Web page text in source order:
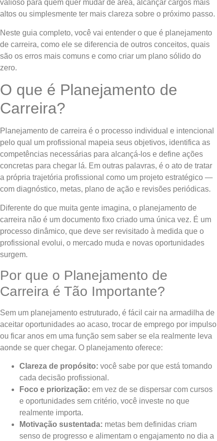
valioso para quem quer mudar de área, alcançar cargos mais
altos ou simplesmente ter mais clareza sobre o próximo passo.
Neste guia completo, você vai entender o que é planejamento
de carreira, como ele se diferencia de outros conceitos, quais
são os erros mais comuns e como criar um plano sólido do
zero.
O que é Planejamento de
Carreira?
Planejamento de carreira é o processo individual e intencional
pelo qual um profissional mapeia seus objetivos, identifica as
competências necessárias para alcançá-los e define ações
concretas para chegar lá. Em outras palavras, é o ato de tratar
a própria trajetória profissional como um projeto estratégico —
com diagnóstico, metas, plano de ação e revisões periódicas.
Diferente do que muita gente imagina, o planejamento de
carreira não é um documento fixo criado uma única vez. É um
processo dinâmico, que deve ser revisitado à medida que o
profissional evolui, o mercado muda e novas oportunidades
surgem.
Por que o Planejamento de
Carreira é Tão Importante?
Sem um planejamento estruturado, é fácil cair na armadilha de
aceitar oportunidades ao acaso, trocar de emprego por impulso
ou ficar anos em uma função sem saber se ela realmente leva
aonde se quer chegar. O planejamento oferece:
Clareza de propósito: você sabe por que está tomando
cada decisão profissional.
Foco e priorização: em vez de se dispersar com cursos
e oportunidades sem critério, você investe no que
realmente importa.
Motivação sustentada: metas bem definidas criam
senso de progresso e alimentam o engajamento no dia a